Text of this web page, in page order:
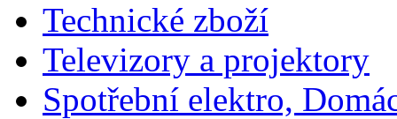
Technické zboží
Televizory a projektory
Spotřební elektro,